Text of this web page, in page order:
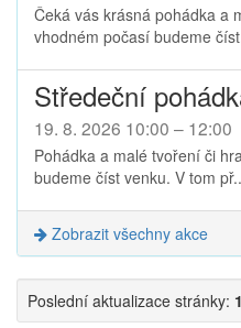
Čeká vás krásná pohádka a
vhodném počasí budeme
Středeční
19. 8. 2026 10:00 – 12:00
Pohádka a malé tvoření či
budeme číst venku. V tom
Zobrazit všechny akce
Poslední aktualizace stránky: